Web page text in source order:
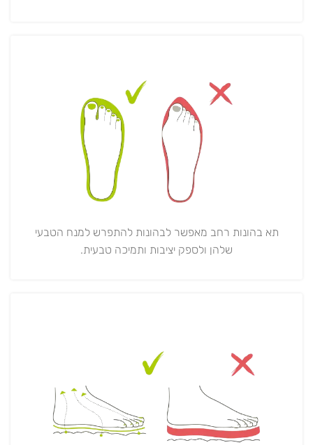
תא בהונות רחב מאפשר לבהונות להתפרש למנח הטבעי
שלהן ולספק יציבות ותמיכה טבעית.